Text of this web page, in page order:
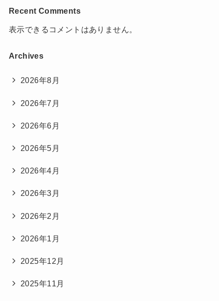
Recent Comments
表示できるコメントはありません。
Archives
2026年8月
2026年7月
2026年6月
2026年5月
2026年4月
2026年3月
2026年2月
2026年1月
2025年12月
2025年11月